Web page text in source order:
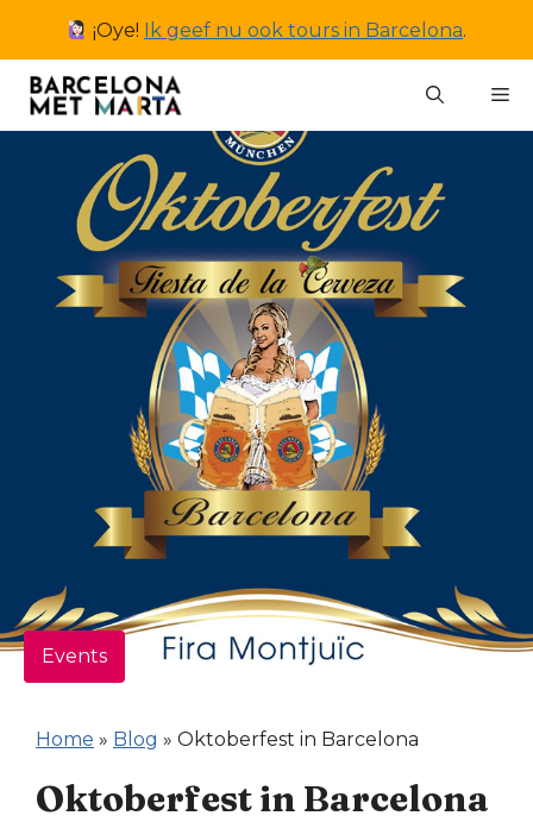
inhoud
¡Oye! Ik geef nu ook tours in Barcelona.
Events
Home » Blog » Oktoberfest in Barcelona
Oktoberfest in Barcelona